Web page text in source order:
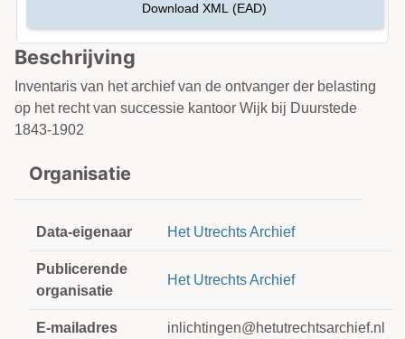
Beschrijving
Inventaris van het archief van de ontvanger der belasting
op het recht van successie kantoor Wijk bij Duurstede
1843-1902
Organisatie
Data-eigenaar Het Utrechts Archief
Publicerende
organisatie
Het Utrechts Archief
E-mailadres inlichtingen@hetutrechtsarchief.nl
Download XML (EAD)